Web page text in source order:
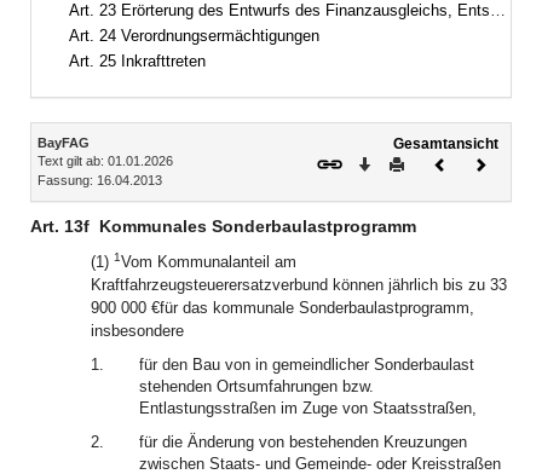
Art. 23 Erörterung des Entwurfs des Finanzausgleichs, Entscheidungsgrundlagen
Art. 24 Verordnungsermächtigungen
Art. 25 Inkrafttreten
Inhalt
BayFAG
Text gilt ab: 01.01.2026
Fassung: 16.04.2013
Gesamtansicht
Download
DruckenVorheriges
Art. 13f Kommunales Sonderbaulastprogramm
(1) 1Vom Kommunalanteil am
Kraftfahrzeugsteuerersatzverbund können jährlich bis zu 33
900 000 €für das kommunale Sonderbaulastprogramm,
insbesondere
1.
für den Bau von in gemeindlicher Sonderbaulast
stehenden Ortsumfahrungen bzw.
Entlastungsstraßen im Zuge von Staatsstraßen,
2.
für die Änderung von bestehenden Kreuzungen
zwischen Staats- und Gemeinde- oder Kreisstraßen